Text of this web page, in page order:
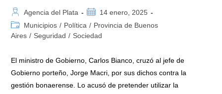
Autor
de
la
Agencia del Plata
Publicación
de
14 enero, 2025
Categoría
de
Municipios / Política / Provincia de Buenos
Aires / Seguridad / Sociedad
El ministro de Gobierno, Carlos Bianco, cruzó al jefe de
Gobierno porteño, Jorge Macri, por sus dichos contra la
gestión bonaerense. Lo acusó de pretender utilizar la